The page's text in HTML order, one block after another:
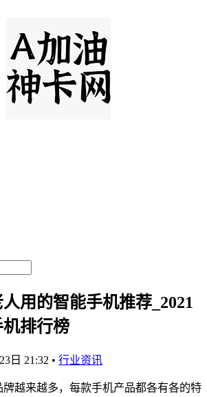
用的智能手机推荐_2021
排行榜
日 21:32 • 行业资讯
越来越多，每款手机产品都各有各的特